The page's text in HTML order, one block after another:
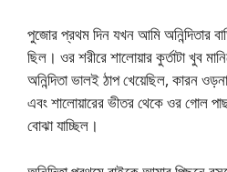
পুজোর প্রথম দিন যখন আমি অনিন্দিতার
ছিল। ওর শরীরে শালোয়ার কুর্তাটা খুব
অনিন্দিতা ভালই ঠাপ খেয়েছিল, কারন
এবং শালোয়ারের ভীতর থেকে ওর গোল
বোঝা যাচ্ছিল।